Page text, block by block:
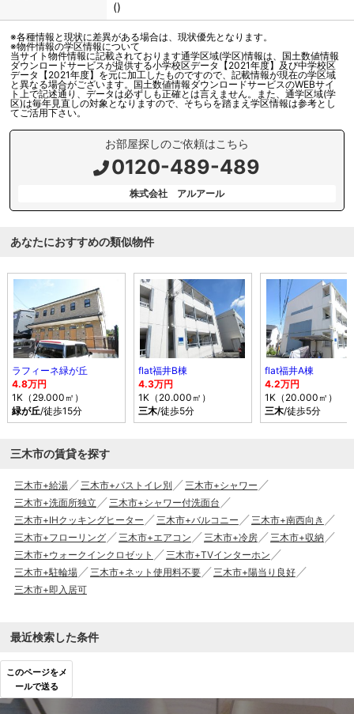
()
※各種情報と現状に差異がある場合は、現状優先となります。
※物件情報の学区情報について
当サイト物件情報に記載されております通学区域(学区)情報は、国土数値情報
ダウンロードサービスが提供する小学校区データ【2021年度】及び中学校区
データ【2021年度】を元に加工したものですので、記載情報が現在の学区域
と異なる場合がございます。国土数値情報ダウンロードサービスのWEBサイ
ト上で記述通り、データは必ずしも正確とは言えません。また、通学区域(学
区)は毎年見直しの対象となりますので、そちらを踏まえ学区情報は参考とし
てご活用下さい。
お部屋探しのご依頼はこちら
0120-489-489
株式会社 アルアール
あなたにおすすめの類似物件
ラフィーネ緑が丘
4.8万円
1K（29.000㎡）
緑が丘/徒歩15分
flat福井B棟
4.3万円
1K（20.000㎡）
三木/徒歩5分
flat福井A棟
4.2万円
1K（20.000㎡）
三木/徒歩5分
三木市の賃貸を探す
三木市+給湯 三木市+バストイレ別
三木市+シャワー
三木市+洗面所独立
三木市+シャワー付洗面台
三木市+IHクッキングヒーター
三木市+バルコニー
三木市+南西向き
三木市+フローリング
三木市+エアコン 三木市+冷房
三木市+収納
三木市+ウォークインクロゼット
三木市+TVインターホン
三木市+駐輪場
三木市+ネット使用料不要
三木市+陽当り良好
三木市+即入居可
最近検索した条件
このページをメ
ールで送る